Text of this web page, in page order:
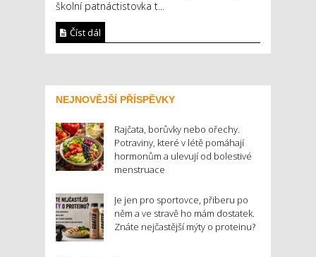
školní patnáctistovka t...
Číst dál
NEJNOVĚJŠÍ PŘÍSPĚVKY
Rajčata, borůvky nebo ořechy.
Potraviny, které v létě pomáhají
hormonům a ulevují od bolestivé
menstruace
Je jen pro sportovce, přiberu po
něm a ve stravě ho mám dostatek.
Znáte nejčastější mýty o proteinu?